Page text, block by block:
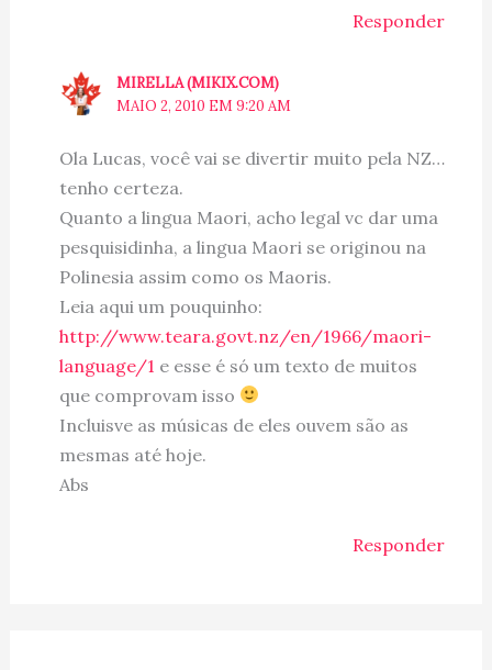
Responder
MIRELLA (MIKIX.COM)
MAIO 2, 2010 EM 9:20 AM
Ola Lucas, você vai se divertir muito pela NZ…
tenho certeza.
Quanto a lingua Maori, acho legal vc dar uma
pesquisidinha, a lingua Maori se originou na
Polinesia assim como os Maoris.
Leia aqui um pouquinho:
http://www.teara.govt.nz/en/1966/maori-
language/1 e esse é só um texto de muitos
que comprovam isso
Incluisve as músicas de eles ouvem são as
mesmas até hoje.
Abs
Responder